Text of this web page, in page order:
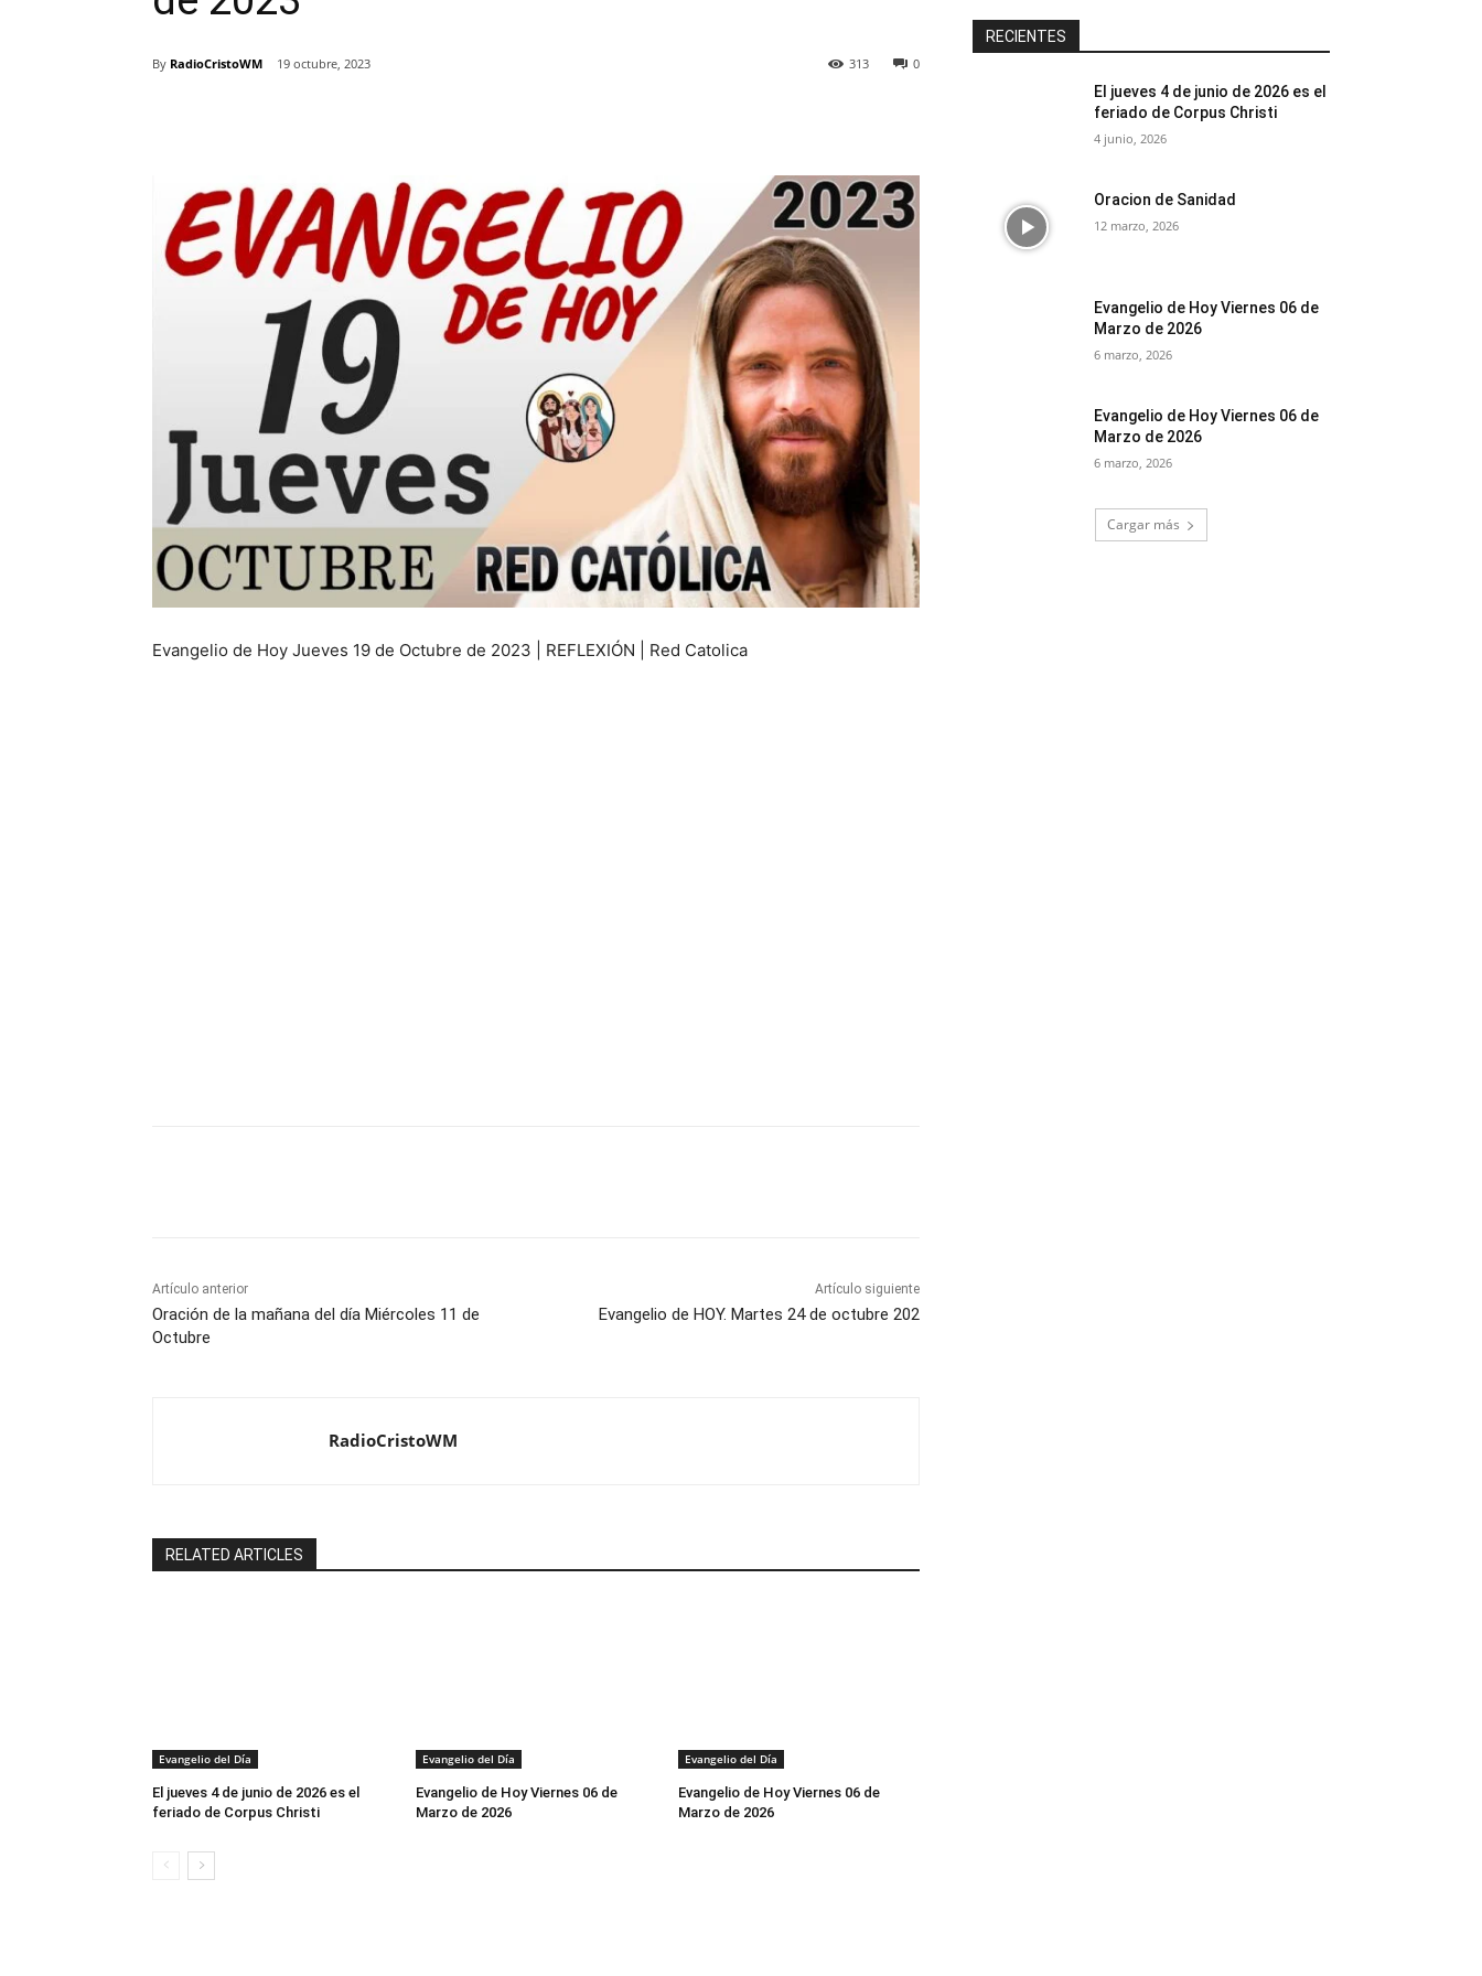
By RadioCristoWM 19 octubre, 2023 0
313
Evangelio de Hoy Jueves 19 de Octubre de 2023 | REFLEXIÓN | Red Catolica
Artículo anterior
Oración de la mañana del día Miércoles 11 de
Octubre
Artículo siguiente
Evangelio de HOY. Martes 24 de octubre 202
RadioCristoWM
RELATED ARTICLES
Evangelio del Día
El jueves 4 de junio de 2026 es el
feriado de Corpus Christi
Evangelio del Día
Evangelio de Hoy Viernes 06 de
Marzo de 2026
Evangelio del Día
Evangelio de Hoy Viernes 06 de
Marzo de 2026
RECIENTES
El jueves 4 de junio de 2026 es el
feriado de Corpus Christi
4 junio, 2026
Oracion de Sanidad
12 marzo, 2026
Evangelio de Hoy Viernes 06 de
Marzo de 2026
6 marzo, 2026
Evangelio de Hoy Viernes 06 de
Marzo de 2026
6 marzo, 2026
Cargar más